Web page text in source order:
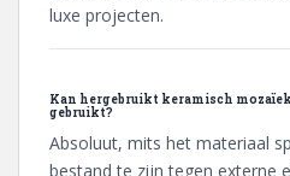
luxe projecten.
Kan hergebruikt keramisch
gebruikt?
Absoluut, mits het materiaal
bestand te zijn tegen externe